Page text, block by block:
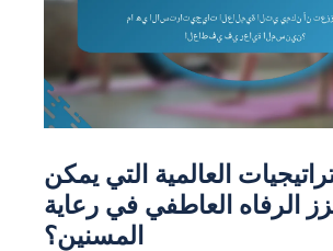
العالمية التي يمكن
الرفاه العاطفي في رعاية
المسنين؟